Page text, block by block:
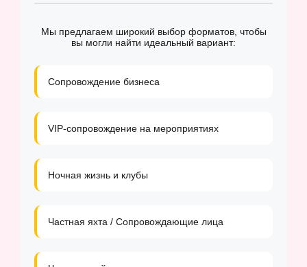
Мы предлагаем широкий выбор форматов, чтобы
вы могли найти идеальный вариант:
Сопровождение бизнеса
VIP-сопровождение на мероприятиях
Ночная жизнь и клубы
Частная яхта / Сопровождающие лица